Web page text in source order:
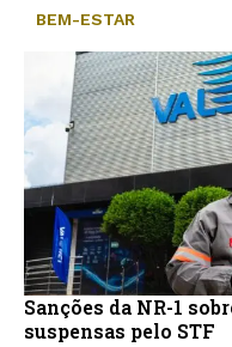
BEM-ESTAR
Sanções da NR-1
suspensas pelo STF